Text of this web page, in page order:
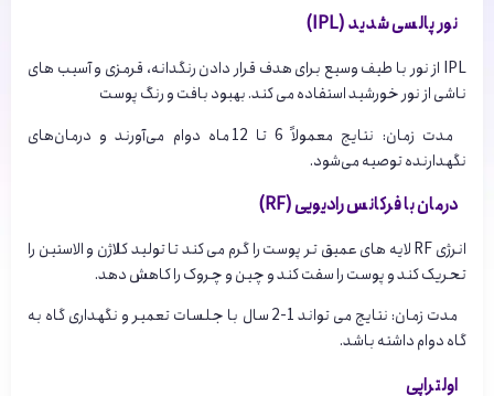
نور پالسی شدید (IPL)
IPL از نور با طیف وسیع برای هدف قرار دادن رنگدانه، قرمزی و آسیب های
ناشی از نور خورشید استفاده می کند. بهبود بافت و رنگ پوست
مدت زمان: نتایج معمولاً 6 تا 12 ماه دوام می‌آورند و درمان‌های
نگهدارنده توصیه می‌شود.
درمان با فرکانس رادیویی (RF)
انرژی RF لایه های عمیق تر پوست را گرم می کند تا تولید کلاژن و الاستین را
تحریک کند و پوست را سفت کند و چین و چروک را کاهش دهد.
مدت زمان: نتایج می تواند 1-2 سال با جلسات تعمیر و نگهداری گاه به
گاه دوام داشته باشد.
اولتراپی